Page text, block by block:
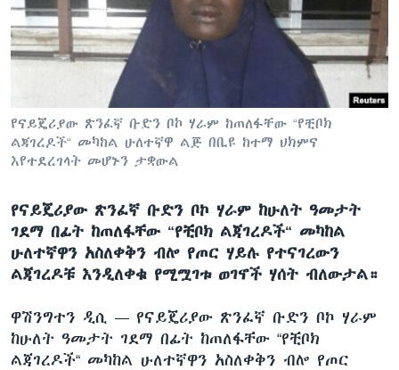
ቋንቋዎች
የናይጄሪያው ጽንፈኛ ቡድን ቦኮ ሃራም ከጠለፋቸው “የቺቦክ
ልጃገረዶች“ መካከል ሁለተኛዋ ልጅ በቢዩ ከተማ ህክምና
እየተደረገላት መሆኑን ታቋውል
የናይጄሪያው ጽንፈኛ ቡድን ቦኮ ሃራም ከሁለት ዓመታት
ገደማ በፊት ከጠለፋቸው “የቺቦክ ልጃገረዶች“ መካከል
ሁለተኛዋን አስለቀቅን ብሎ የጦር ሃይሉ የተናገረውን
ልጃገረዶቹ እንዲለቀቁ የሚሟገቱ ወገኖች ሃሰት ብለውታል።
ዋሽንግተን ዲሲ — የናይጄሪያው ጽንፈኛ ቡድን ቦኮ ሃራም
ከሁለት ዓመታት ገደማ በፊት ከጠለፋቸው “የቺቦክ
ልጃገረዶች“ መካከል ሁለተኛዋን አስለቀቅን ብሎ የጦር